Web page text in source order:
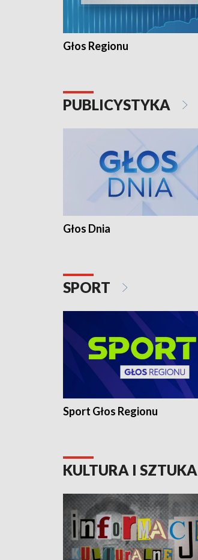
Głos Regionu
PUBLICYSTYKA
Głos Dnia
SPORT
Sport Głos Regionu
KULTURA I SZTUKA